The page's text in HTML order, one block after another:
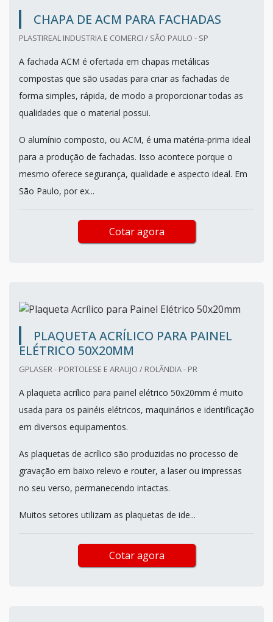
CHAPA DE ACM PARA FACHADAS
PLASTIREAL INDUSTRIA E COMERCI / SÃO PAULO - SP
A fachada ACM é ofertada em chapas metálicas
compostas que são usadas para criar as fachadas de
forma simples, rápida, de modo a proporcionar todas as
qualidades que o material possui.
O alumínio composto, ou ACM, é uma matéria-prima ideal
para a produção de fachadas. Isso acontece porque o
mesmo oferece segurança, qualidade e aspecto ideal. Em
São Paulo, por ex...
Cotar agora
PLAQUETA ACRÍLICO PARA PAINEL
ELÉTRICO 50X20MM
GPLASER - PORTOLESE E ARAUJO / ROLÂNDIA - PR
A plaqueta acrílico para painel elétrico 50x20mm é muito
usada para os painéis elétricos, maquinários e identificação
em diversos equipamentos.
As plaquetas de acrílico são produzidas no processo de
gravação em baixo relevo e router, a laser ou impressas
no seu verso, permanecendo intactas.
Muitos setores utilizam as plaquetas de ide...
Cotar agora